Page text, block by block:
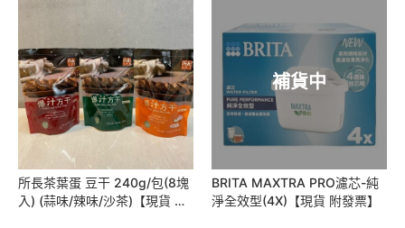
所長茶葉蛋 豆干 240g/包(8塊
入) (蒜味/辣味/沙茶)【現貨 附
補貨中
BRITA MAXTRA PRO濾芯-純
淨全效型(4X)【現貨 附發票】